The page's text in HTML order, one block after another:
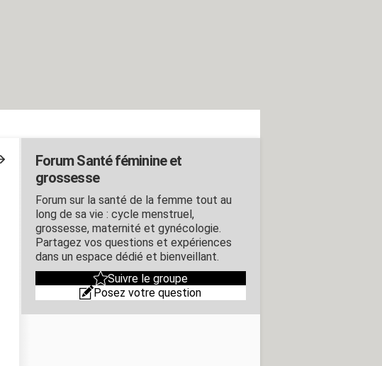
Forum Santé féminine et
grossesse
Forum sur la santé de la femme tout au
long de sa vie : cycle menstruel,
grossesse, maternité et gynécologie.
Partagez vos questions et expériences
dans un espace dédié et bienveillant.
Suivre le groupe
Posez votre question